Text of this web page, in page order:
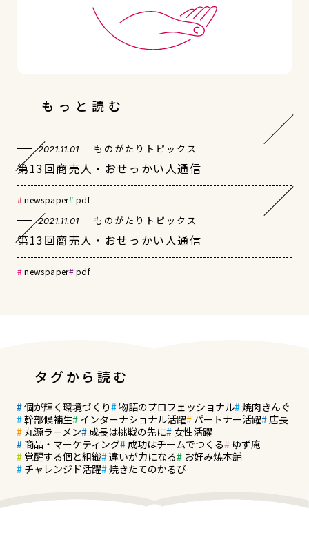
もっと読む
2021.11.01 ものがたりトピックス
第13回商売人・おせっかい人通信
newspaper pdf
2021.11.01 ものがたりトピックス
第13回商売人・おせっかい人通信
newspaper pdf
タグから読む
個が輝く環境づくり 物語のプロフェッショナル 焼肉きんぐ
幹部候補生 インターナショナル活躍 パートナー活躍 店長
丸源ラーメン 成長は挑戦の先に
女性活躍
商品・マーケティング 成功はチームでつくる
ゆず庵
覚醒する個と組織 違いが力になる
お好み焼本舗
チャレンジド活躍 焼きたてのかるび